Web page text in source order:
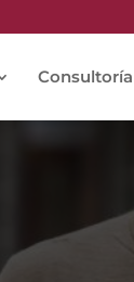
Consultoría